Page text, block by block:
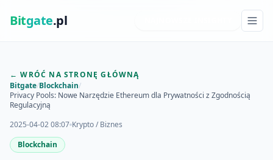
Bitgate.pl
← WRÓĆ NA STRONĘ GŁÓWNĄ
Bitgate/Blockchain/
Privacy Pools: Nowe Narzędzie Ethereum dla Prywatności z Zgodnością
Regulacyjną
2025-04-02 08:07 Krypto / Biznes
Blockchain